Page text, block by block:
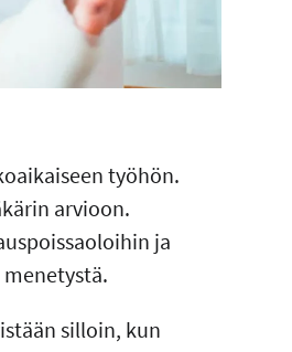
työhön.
arvioon.
ja
silloin, kun